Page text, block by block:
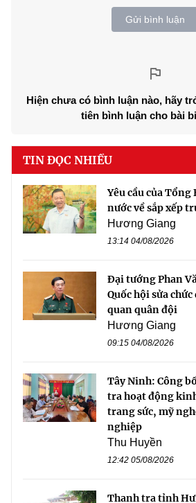
Gửi bình luận
Hiện chưa có bình luận nào, hãy
tiên bình luận cho bài
TIN ĐỌC NHIỀU
Yêu cầu của
nước về sắp xếp
Hương Giang
13:14 04/08/2026
Đại tướng Phan
Quốc hội sửa
quan quân đội
Hương Giang
09:15 04/08/2026
Tây Ninh: Công
tra hoạt động
trang sức, mỹ
nghiệp
Thu Huyền
12:42 05/08/2026
Thanh tra tỉnh